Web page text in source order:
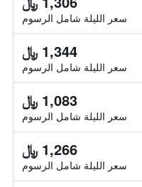
سعر الليلة شامل الرسوم
1,344 ﷼
سعر الليلة شامل الرسوم
1,083 ﷼
سعر الليلة شامل الرسوم
1,266 ﷼
سعر الليلة شامل الرسوم